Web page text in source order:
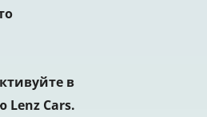
в
Lenz Cars.